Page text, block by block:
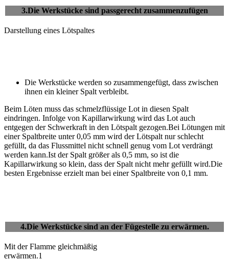
3.Die Werkstücke sind passgerecht zusammenzufügen
Darstellung eines Lötspaltes
Die Werkstücke werden so zusammengefügt, dass zwischen
ihnen ein kleiner Spalt verbleibt.
Beim Löten muss das schmelzflüssige Lot in diesen Spalt
eindringen. Infolge von Kapillarwirkung wird das Lot auch
entgegen der Schwerkraft in den Lötspalt gezogen.Bei Lötungen mit
einer Spaltbreite unter 0,05 mm wird der Lötspalt nur schlecht
gefüllt, da das Flussmittel nicht schnell genug vom Lot verdrängt
werden kann.Ist der Spalt größer als 0,5 mm, so ist die
Kapillarwirkung so klein, dass der Spalt nicht mehr gefüllt wird.Die
besten Ergebnisse erzielt man bei einer Spaltbreite von 0,1 mm.
4.Die Werkstücke sind an der Fügestelle zu erwärmen.
Mit der Flamme gleichmäßig
erwärmen.1